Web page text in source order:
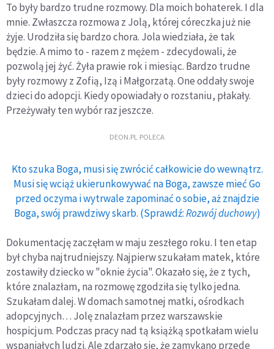
To były bardzo trudne rozmowy. Dla moich bohaterek. I dla
mnie. Zwłaszcza rozmowa z Jolą, której córeczka już nie
żyje. Urodziła się bardzo chora. Jola wiedziała, że tak
będzie. A mimo to - razem z mężem - zdecydowali, że
pozwolą jej żyć. Żyła prawie rok i miesiąc. Bardzo trudne
były rozmowy z Zofią, Izą i Małgorzatą. One oddały swoje
dzieci do adopcji. Kiedy opowiadały o rozstaniu, płakały.
Przeżywały ten wybór raz jeszcze.
DEON.PL POLECA
Kto szuka Boga, musi się zwrócić całkowicie do wewnątrz.
Musi się wciąż ukierunkowywać na Boga, zawsze mieć Go
przed oczyma i wytrwale zapominać o sobie, aż znajdzie
Boga, swój prawdziwy skarb. (Sprawdź:Rozwój duchowy)
Dokumentację zaczęłam w maju zeszłego roku. I ten etap
był chyba najtrudniejszy. Najpierw szukałam matek, które
zostawiły dziecko w "oknie życia". Okazało się, że z tych,
które znalazłam, na rozmowę zgodziła się tylko jedna.
Szukałam dalej. W domach samotnej matki, ośrodkach
adopcyjnych… Jolę znalazłam przez warszawskie
hospicjum. Podczas pracy nad tą książką spotkałam wielu
wspaniałych ludzi. Ale zdarzało się, że zamykano przede